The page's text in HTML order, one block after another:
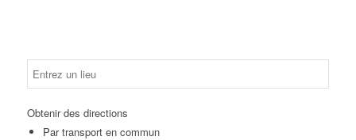
Obtenir des directions
Par transport en commun